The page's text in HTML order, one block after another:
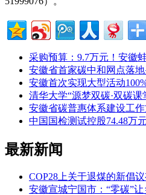
采购预算：9.7万元！安徽
安徽省首家碳中和网点落
安徽首次实现大型活动
清华大学“源梦双碳·双碳
安徽省碳普惠体系建设工
中国国检测试控股74.48万
最新新闻
COP28上关于退煤的新倡
安徽宣城宁国市：“零碳”